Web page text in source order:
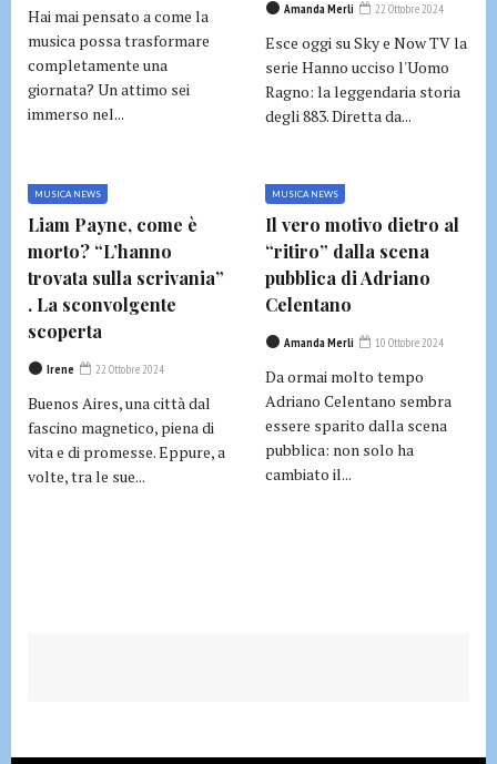
Hai mai pensato a come la
musica possa trasformare
completamente una
giornata? Un attimo sei
immerso nel...
Amanda Merli 22 Ottobre 2024
Esce oggi su Sky e Now TV la
serie Hanno ucciso l'Uomo
Ragno: la leggendaria storia
degli 883. Diretta da...
MUSICA NEWS
Liam Payne, come è
morto? “L’hanno
trovata sulla scrivania”
. La sconvolgente
scoperta
Irene 22 Ottobre 2024
Buenos Aires, una città dal
fascino magnetico, piena di
vita e di promesse. Eppure, a
volte, tra le sue...
MUSICA NEWS
Il vero motivo dietro al
“ritiro” dalla scena
pubblica di Adriano
Celentano
Amanda Merli 10 Ottobre 2024
Da ormai molto tempo
Adriano Celentano sembra
essere sparito dalla scena
pubblica: non solo ha
cambiato il...